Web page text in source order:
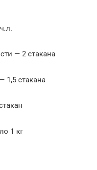
— 2 стакана
1,5 стакана
1 кг